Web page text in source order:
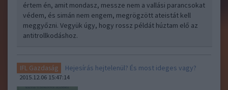
értem én, amit mondasz, messze nem a vallási parancsokat
védem, és simán nem engem, megrögzött ateistát kell
meggyőzni. Vegyük úgy, hogy rossz példát húztam elő az
antitrollkodáshoz.
IFL Gazdaság Hejesírás hejtelenül? És most ideges vagy?
2015.12.06 15:47:14